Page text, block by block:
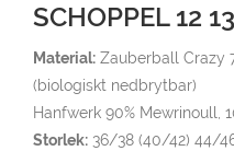
SCHOPPEL 12
Material: Zauberball Crazy
(biologiskt nedbrytbar)
Hanfwerk 90% Mewrinoull,
Storlek: 36/38 (40/42) 44/